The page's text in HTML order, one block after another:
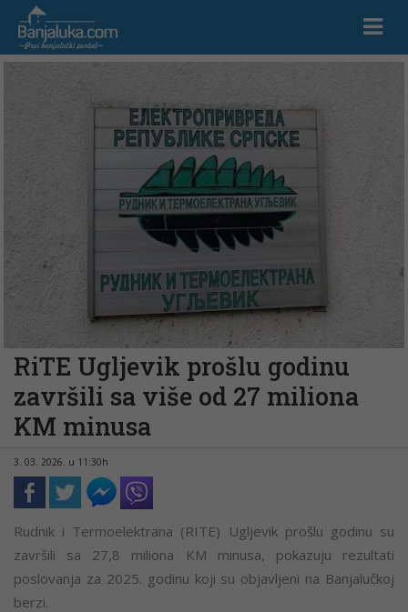
RiTE Ugljevik prošlu godinu
završili sa više od 27 miliona
KM minusa
3. 03. 2026. u 11:30h
Rudnik i Termoelektrana (RITE) Ugljevik prošlu godinu su
završili sa 27,8 miliona KM minusa, pokazuju rezultati
poslovanja za 2025. godinu koji su objavljeni na Banjalučkoj
berzi.